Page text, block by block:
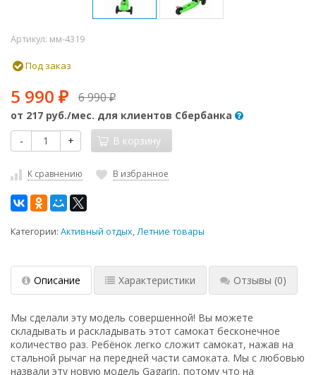
Артикул: мм-4319
Под заказ
5 990 ₽ 6 990₽
от 217 руб./мес. для клиентов Сбербанка
-
+ В корзину
К сравнению В избранное
Категории: Активный отдых,Летние товары
Описание Характеристики Отзывы (0)
Мы сделали эту модель совершенной! Вы можете
складывать и раскладывать этот самокат бесконечное
количество раз. Ребёнок легко сложит самокат, нажав на
стальной рычаг на передней части самоката. Мы с любовью
назвали эту новую модель Gagarin, потому что на